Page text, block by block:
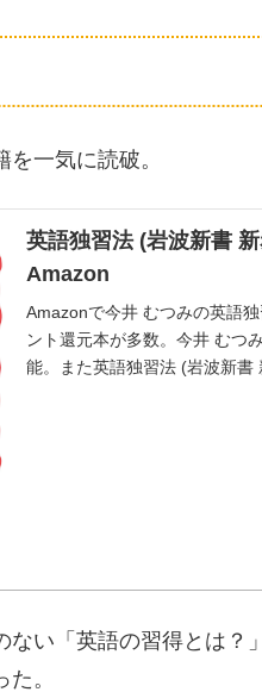
を一気に読破。
英語独習法 (岩波新書
Amazon
Amazonで今井 むつみの英語
ント還元本が多数。今井 むつ
能。また英語独習法 (岩波新書
ない「英語の習得とは？
。